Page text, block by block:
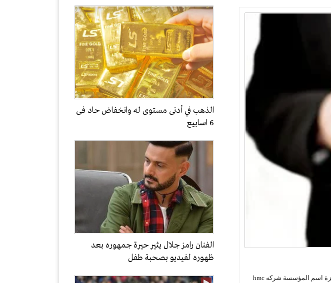
الذهب في أدنى مستوى له وانخفاض حاد فى
6 اسابيع
الفنان رامز جلال يثير حيرة جمهوره بعد
ظهوره لفيديو بصحبة طفل
التسويق عبر الهاتف – السادس من اكتوبر – الجيزة التسويق عبر التليفون – السادس من اكتوبر – الجيزة اسم المؤسسة شركه hmc